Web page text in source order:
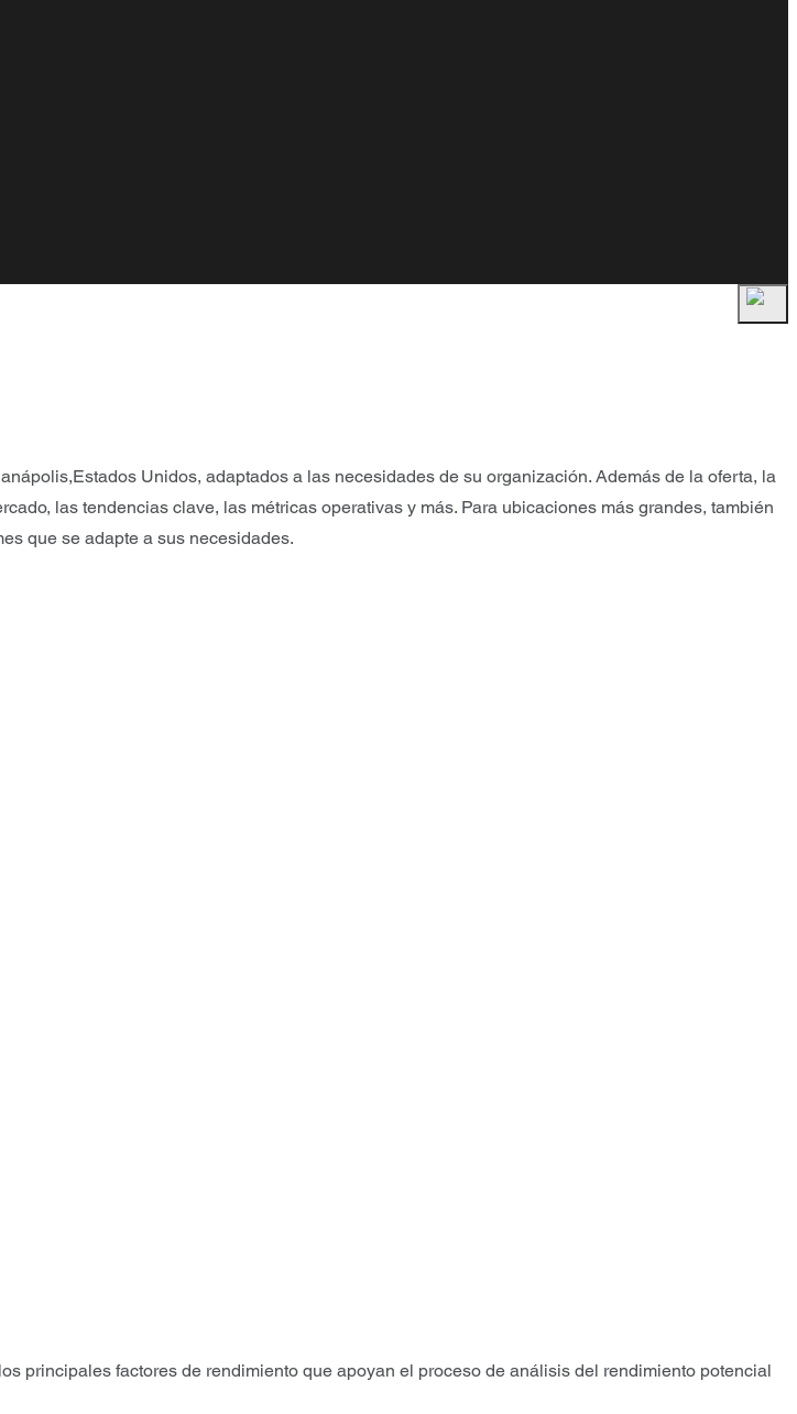
Unidos, adaptados a las necesidades de su organización. Además de la oferta, la
las tendencias clave, las métricas operativas y más. Para ubicaciones más grandes, también
que se adapte a sus necesidades.
principales factores de rendimiento que apoyan el proceso de análisis del rendimiento potencial